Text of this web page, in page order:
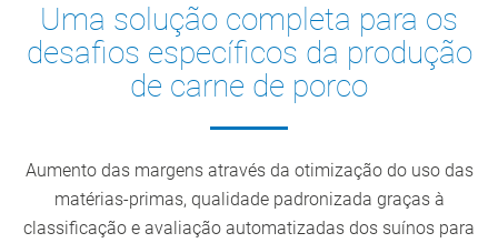
Uma solução completa para os
desafios específicos da produção
de carne de porco
Aumento das margens através da otimização do uso das
matérias-primas, qualidade padronizada graças à
classificação e avaliação automatizadas dos suínos para